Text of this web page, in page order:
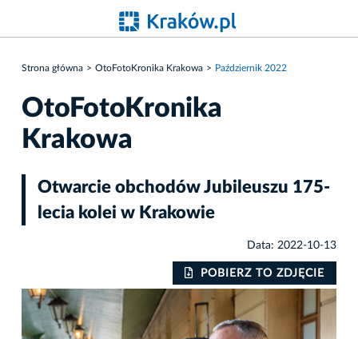
Strona główna OtoFotoKronika Krakowa Październik 2022
OtoFotoKronika
Krakowa
Otwarcie obchodów Jubileuszu 175-
lecia kolei w Krakowie
Data: 2022-10-13
POBIERZ TO ZDJĘCIE